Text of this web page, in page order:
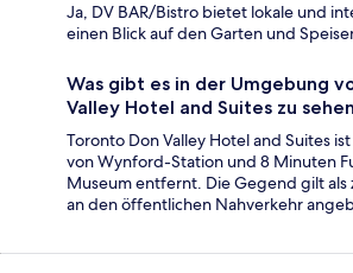
Ja, DV BAR/Bistro bietet lokale und
einen Blick auf den Garten und
Was gibt es in der Umgebung
Valley Hotel and Suites zu
Toronto Don Valley Hotel and Suites
von Wynford-Station und 8 Minuten
Museum entfernt. Die Gegend gilt
an den öffentlichen Nahverkehr